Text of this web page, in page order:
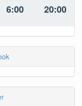
6:00 20:00